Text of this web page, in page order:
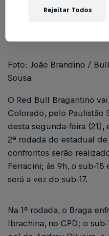
Foto: João Brandino /
Sousa
O Red Bull Bragantino
Colorado, pelo Paulistão
desta segunda-feira (21),
2ª rodada do estadual
confrontos serão
Ferracini; às 9h, o sub-15
será a vez do sub-17.
Na 1ª rodada, o Braga
Ibrachina, no CPD; o
Rejeitar Todos